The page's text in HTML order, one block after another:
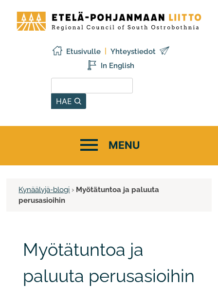
sisältöön
Pohjanmaan
liitto
Etusivulle Yhteystiedot
HAE
In English
Kynäälyjä-blogi › Myötätuntoa ja paluuta
perusasioihin
Myötätuntoa ja
paluuta perusasioihin